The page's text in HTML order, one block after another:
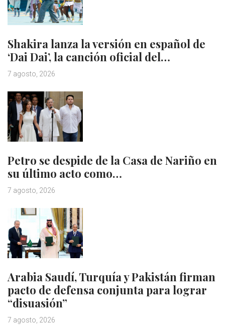
Shakira lanza la versión en español de
‘Dai Dai’, la canción oficial del…
7 agosto, 2026
Petro se despide de la Casa de Nariño en
su último acto como…
7 agosto, 2026
Arabia Saudí, Turquía y Pakistán firman
pacto de defensa conjunta para lograr
“disuasión”
7 agosto, 2026